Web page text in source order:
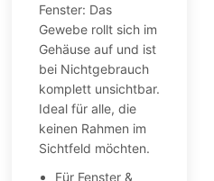
Fenster: Das
Gewebe rollt sich im
Gehäuse auf und ist
bei Nichtgebrauch
komplett unsichtbar.
Ideal für alle, die
keinen Rahmen im
Sichtfeld möchten.
Für Fenster &